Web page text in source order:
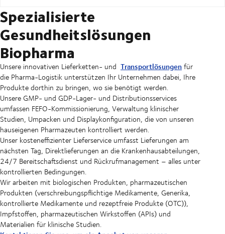
Spezialisierte
Gesundheitslösungen
Biopharma
Unsere innovativen Lieferketten- und Transportlösungenfür
die Pharma-Logistik unterstützen Ihr Unternehmen dabei, Ihre
Produkte dorthin zu bringen, wo sie benötigt werden.
Unsere GMP- und GDP-Lager- und Distributionsservices
umfassen FEFO-Kommissionierung, Verwaltung klinischer
Studien, Umpacken und Displaykonfiguration, die von unseren
hauseigenen Pharmazeuten kontrolliert werden.
Unser kosteneffizienter Lieferservice umfasst Lieferungen am
nächsten Tag, Direktlieferungen an die Krankenhausabteilungen,
24/7 Bereitschaftsdienst und Rückrufmanagement – alles unter
kontrollierten Bedingungen.
Wir arbeiten mit biologischen Produkten, pharmazeutischen
Produkten (verschreibungspflichtige Medikamente, Generika,
kontrollierte Medikamente und rezeptfreie Produkte (OTC)),
Impfstoffen, pharmazeutischen Wirkstoffen (APIs) und
Materialien für klinische Studien.